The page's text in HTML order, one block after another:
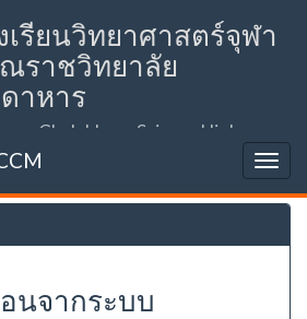
เรียนวิทยาศาสตร์จุฬา
ราชวิทยาลัย
าหาร
Chulabhorn Science High
Mukdahan (PCSHSM)
นจากระบบ